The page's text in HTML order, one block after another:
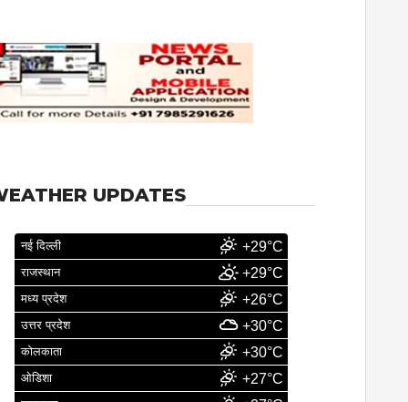
UPDATES
नई दिल्ली +29°C
राजस्थान +29°C
मध्य प्रदेश +26°C
उत्तर प्रदेश +30°C
कोलकाता +30°C
ओडिशा +27°C